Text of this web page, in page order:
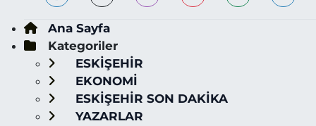
Ana Sayfa
Kategoriler
ESKİŞEHİR
EKONOMİ
ESKİŞEHİR SON DAKİKA
YAZARLAR